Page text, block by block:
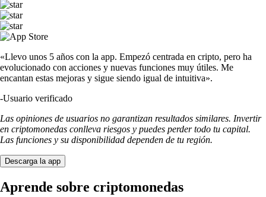
«Llevo unos 5 años con la app. Empezó centrada en cripto, pero ha
evolucionado con acciones y nuevas funciones muy útiles. Me
encantan estas mejoras y sigue siendo igual de intuitiva».
-Usuario verificado
Las opiniones de usuarios no garantizan resultados similares. Invertir
en criptomonedas conlleva riesgos y puedes perder todo tu capital.
Las funciones y su disponibilidad dependen de tu región.
Descarga la app
Aprende sobre criptomonedas